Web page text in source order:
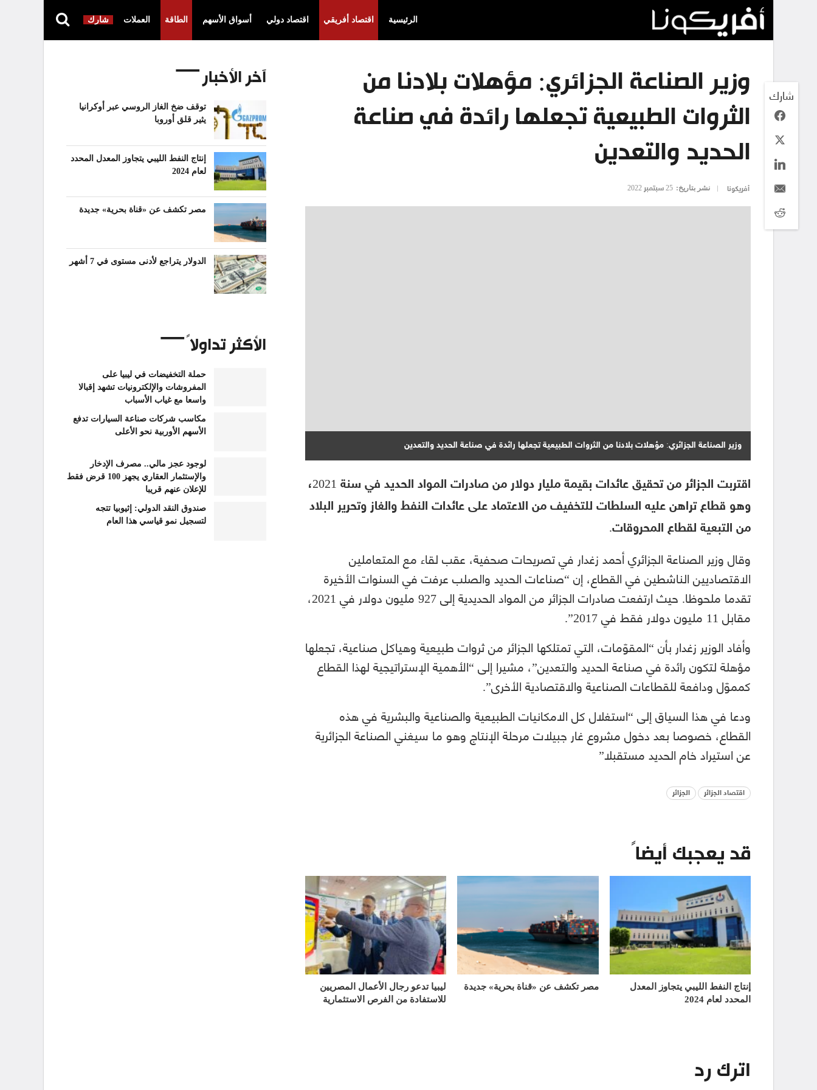
الرئيسية اقتصاد أفريقي اقتصاد دولي أسواق الأسهم الطاقة العملات شارك
وزير الصناعة الجزائري: مؤهلات بلادنا من
الثروات الطبيعية تجعلها رائدة في صناعة
الحديد والتعدين
أفريكونا نشر بتاريخ: 25 سبتمبر 2022
وزير الصناعة الجزائري: مؤهلات بلادنا من الثروات الطبيعية تجعلها رائدة في صناعة الحديد والتعدين
شارك
اقتربت الجزائر من تحقيق عائدات بقيمة مليار دولار من صادرات المواد الحديد في سنة 2021،
وهو قطاع تراهن عليه السلطات للتخفيف من الاعتماد على عائدات النفط والغاز وتحرير البلاد
من التبعية لقطاع المحروقات.
وقال وزير الصناعة الجزائري أحمد زغدار في تصريحات صحفية، عقب لقاء مع المتعاملين
الاقتصاديين الناشطين في القطاع، إن “صناعات الحديد والصلب عرفت في السنوات الأخيرة
تقدما ملحوظا. حيث ارتفعت صادرات الجزائر من المواد الحديدية إلى 927 مليون دولار في 2021،
مقابل 11 مليون دولار فقط في 2017”.
وأفاد الوزير زغدار بأن “المقوّمات، التي تمتلكها الجزائر من ثروات طبيعية وهياكل صناعية، تجعلها
مؤهلة لتكون رائدة في صناعة الحديد والتعدين”، مشيرا إلى “الأهمية الإستراتيجية لهذا القطاع
كمموّل ودافعة للقطاعات الصناعية والاقتصادية الأخرى”.
ودعا في هذا السياق إلى “استغلال كل الامكانيات الطبيعية والصناعية والبشرية في هذه
القطاع، خصوصا بعد دخول مشروع غار جبيلات مرحلة الإنتاج وهو ما سيغني الصناعة الجزائرية
عن استيراد خام الحديد مستقبلا”
اقتصاد الجزائر الجزائر
قد يعجبك أيضاً
إنتاج النفط الليبي يتجاوز المعدل
المحدد لعام 2024
مصر تكشف عن «قناة بحرية» جديدة
ليبيا تدعو رجال الأعمال المصريين
للاستفادة من الفرص الاستثمارية
اترك رد
آخر الأخبار
توقف ضخ الغاز الروسي عبر أوكرانيا
يثير قلق أوروبا
إنتاج النفط الليبي يتجاوز المعدل المحدد
لعام 2024
مصر تكشف عن «قناة بحرية» جديدة
الدولار يتراجع لأدنى مستوى في 7 أشهر
الأكثر تداولاً
حملة التخفيضات في ليبيا على
المفروشات والإلكترونيات تشهد إقبالا
واسعا مع غياب الأسباب
مكاسب شركات صناعة السيارات تدفع
الأسهم الأوربية نحو الأعلى
لوجود عجز مالي.. مصرف الإدخار
والإستثمار العقاري يجهز 100 قرض فقط
للإعلان عنهم قريبا
صندوق النقد الدولي: إثيوبيا تتجه
لتسجيل نمو قياسي هذا العام